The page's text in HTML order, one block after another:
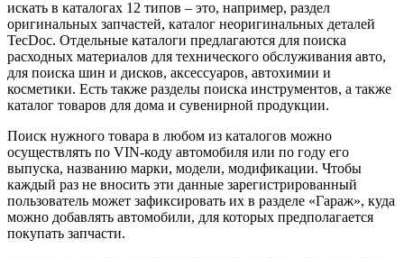
искать в каталогах 12 типов – это, например, раздел
оригинальных запчастей, каталог неоригинальных деталей
TecDoc. Отдельные каталоги предлагаются для поиска
расходных материалов для технического обслуживания авто,
для поиска шин и дисков, аксессуаров, автохимии и
косметики. Есть также разделы поиска инструментов, а также
каталог товаров для дома и сувенирной продукции.
Поиск нужного товара в любом из каталогов можно
осуществлять по VIN-коду автомобиля или по году его
выпуска, названию марки, модели, модификации. Чтобы
каждый раз не вносить эти данные зарегистрированный
пользователь может зафиксировать их в разделе «Гараж», куда
можно добавлять автомобили, для которых предполагается
покупать запчасти.